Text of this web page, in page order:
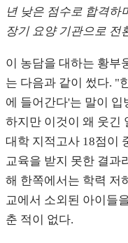
년 낮은 점수로 합격하
장기 요양 기관으로 전
이 농담을 대하는 황부
는 다음과 같이 썼다. "
에 들어간다'는 말이
하지만 이것이 왜 웃긴
대학 지적고사 18점이
교육을 받지 못한 결과
해 한쪽에서는 학력 저
교에서 소외된 아이들
춘 적이 없다.